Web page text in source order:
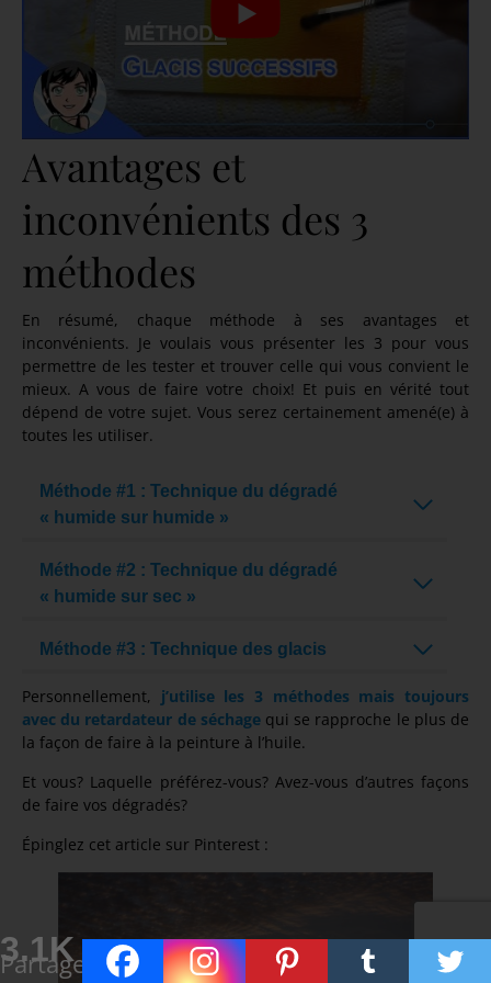
Avantages et
inconvénients des 3
méthodes
En résumé, chaque méthode à ses avantages et
inconvénients. Je voulais vous présenter les 3 pour vous
permettre de les tester et trouver celle qui vous convient le
mieux. A vous de faire votre choix! Et puis en vérité tout
dépend de votre sujet. Vous serez certainement amené(e) à
toutes les utiliser.
Méthode #1 : Technique du dégradé
« humide sur humide »
Méthode #2 : Technique du dégradé
« humide sur sec »
Méthode #3 : Technique des glacis
Personnellement, j’utilise les 3 méthodes mais toujours
avec du retardateur de séchage qui se rapproche le plus de
la façon de faire à la peinture à l’huile.
Et vous? Laquelle préférez-vous? Avez-vous d’autres façons
de faire vos dégradés?
Épinglez cet article sur Pinterest :
3.1K
Partages